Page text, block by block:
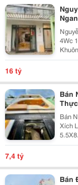
4Wc
Ngủ
16 tỷ
Bán
Bán
Xích
Lầu,
7.4
7,4 tỷ
Bán